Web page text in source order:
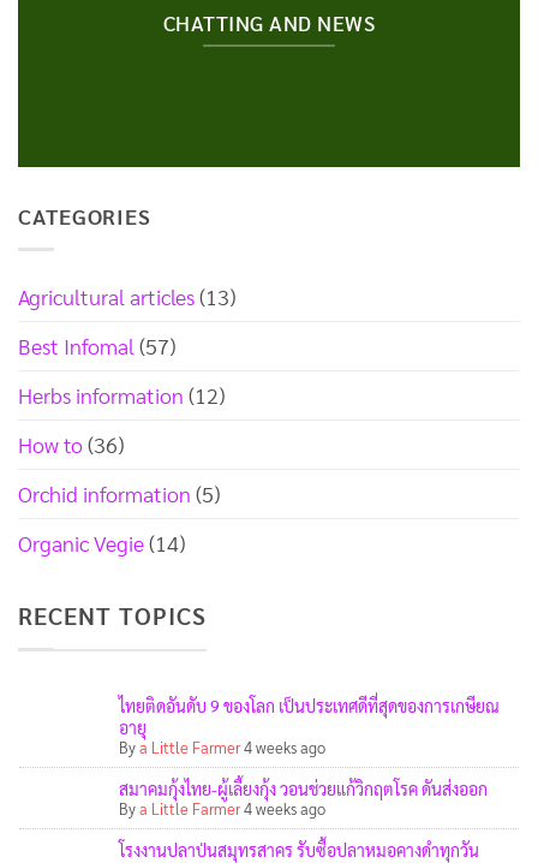
CHATTING AND NEWS
CATEGORIES
Agricultural articles(13)
Best Infomal (57)
Herbs information (12)
How to(36)
Orchid information (5)
Organic Vegie(14)
RECENT TOPICS
ไทยติดอันดับ 9 ของโลก เป็นประเทศดีที่สุดของการเกษียณ
อายุ
Bya Little Farmer4 weeks ago
สมาคมกุ้งไทย-ผู้เลี้ยงกุ้ง วอนช่วยแก้วิกฤตโรค ดันส่งออก
Bya Little Farmer4 weeks ago
โรงงานปลาป่นสมุทรสาคร รับซื้อปลาหมอคางดำทุกวัน